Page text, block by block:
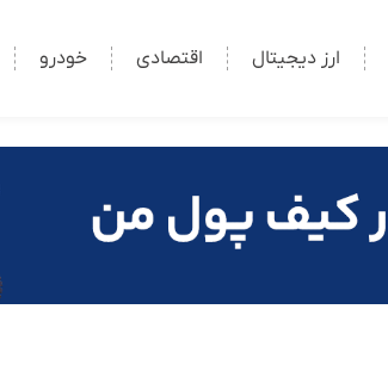
ارز دیجیتال اقتصادی خودرو